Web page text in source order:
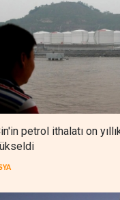
Suudi
Pakistan
anlaşması
ARAP DÜNYASI
ABD,
petrol
kez durdurdu
BATI YARIM
petrol ithalatı on